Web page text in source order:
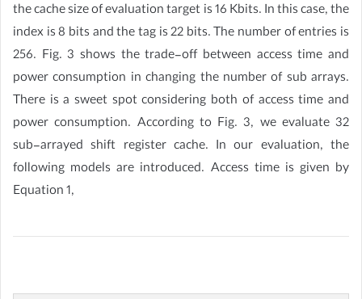
the cache size of evaluation target is 16 Kbits. In this case, the
index is 8 bits and the tag is 22 bits. The number of entries is
256. Fig. 3 shows the trade-off between access time and
power consumption in changing the number of sub arrays.
There is a sweet spot considering both of access time and
power consumption. According to Fig. 3, we evaluate 32
sub-arrayed shift register cache. In our evaluation, the
following models are introduced. Access time is given by
Equation 1,